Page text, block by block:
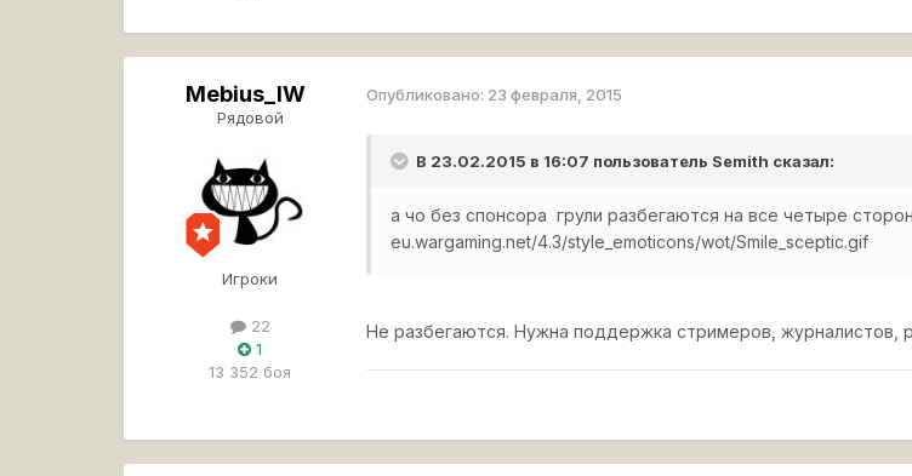
Mebius_lW
Рядовой
Игроки
22
1
13 352 боя
Опубликовано: 23 февраля, 2015
В 23.02.2015 в 16:07 пользователь Semith сказал:
а чо без спонсора грули разбегаются на все четыре
eu.wargaming.net/4.3/style_emoticons/wot/Smile_sceptic.gif
Не разбегаются. Нужна поддержка стримеров, журналистов,